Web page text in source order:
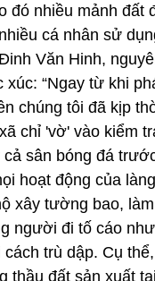
đó nhiều mảnh đất
cá nhân sử
Văn Hinh,
“Ngay từ khi
chúng tôi đã kịp
chỉ 'vờ' vào kiểm
sân bóng đá
hoạt động của
xây tường bao,
người đi tố cáo
trù dập. Cụ
thầu đất sản xuất